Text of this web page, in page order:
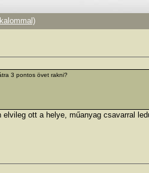
3 pontos övet rakni?
ott a helye, műanyag csavarral